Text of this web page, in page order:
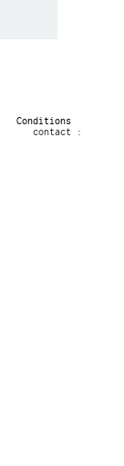
Conditions
contact :